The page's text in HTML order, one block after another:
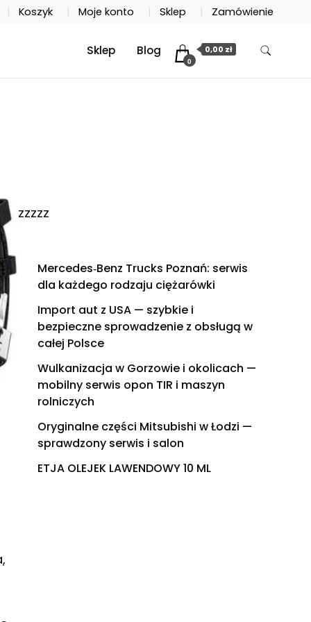
Koszyk Moje konto Sklep Zamówienie
Sklep Blog
0
0,00 zł
zzzzz
Mercedes‑Benz Trucks Poznań: serwis
dla każdego rodzaju ciężarówki
Import aut z USA — szybkie i
bezpieczne sprowadzenie z obsługą w
całej Polsce
Wulkanizacja w Gorzowie i okolicach —
mobilny serwis opon TIR i maszyn
rolniczych
Oryginalne części Mitsubishi w Łodzi —
sprawdzony serwis i salon
ETJA OLEJEK LAWENDOWY 10 ML